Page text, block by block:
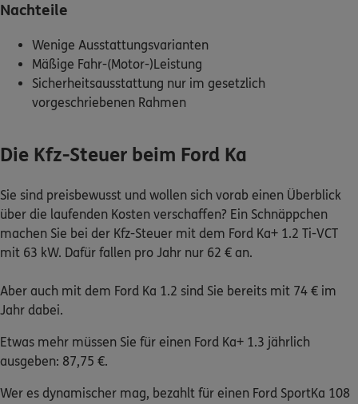
Nachteile
Wenige Ausstattungsvarianten
Mäßige Fahr-(Motor-)Leistung
Sicherheitsausstattung nur im gesetzlich
vorgeschriebenen Rahmen
Die Kfz-Steuer beim Ford Ka
Sie sind preisbewusst und wollen sich vorab einen Überblick
über die laufenden Kosten verschaffen? Ein Schnäppchen
machen Sie bei der Kfz-Steuer mit dem Ford Ka+ 1.2 Ti-VCT
mit 63 kW. Dafür fallen pro Jahr nur 62 € an.
Aber auch mit dem Ford Ka 1.2 sind Sie bereits mit 74 € im
Jahr dabei.
Etwas mehr müssen Sie für einen Ford Ka+ 1.3 jährlich
ausgeben: 87,75 €.
Wer es dynamischer mag, bezahlt für einen Ford SportKa 108